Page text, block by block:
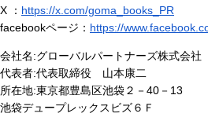
X ： https://x.com/goma_books_PR
facebookページ： https://
会社名:グローバルパートナーズ株式会社
代表者:代表取締役 山本康二
所在地:東京都豊島区池袋２－40－13
池袋デュープレックスビズ６Ｆ